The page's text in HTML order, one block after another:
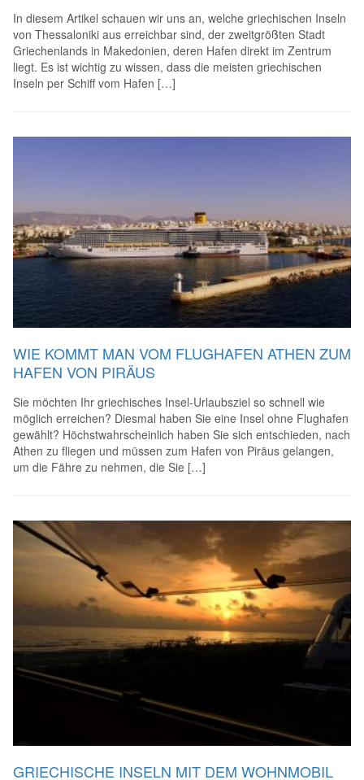
In diesem Artikel schauen wir uns an, welche griechischen Inseln
von Thessaloniki aus erreichbar sind, der zweitgrößten Stadt
Griechenlands in Makedonien, deren Hafen direkt im Zentrum
liegt. Es ist wichtig zu wissen, dass die meisten griechischen
Inseln per Schiff vom Hafen […]
WIE KOMMT MAN VOM FLUGHAFEN ATHEN ZUM
HAFEN VON PIRÄUS
Sie möchten Ihr griechisches Insel-Urlaubsziel so schnell wie
möglich erreichen? Diesmal haben Sie eine Insel ohne Flughafen
gewählt? Höchstwahrscheinlich haben Sie sich entschieden, nach
Athen zu fliegen und müssen zum Hafen von Piräus gelangen,
um die Fähre zu nehmen, die Sie […]
GRIECHISCHE INSELN MIT DEM WOHNMOBIL